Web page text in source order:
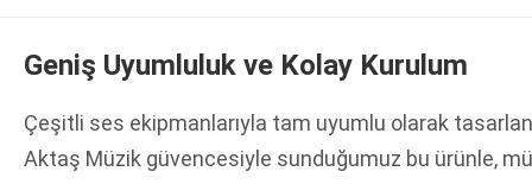
Geniş Uyumluluk ve Kolay Kurulum
Çeşitli ses ekipmanlarıyla tam uyumlu olarak
Aktaş Müzik güvencesiyle sunduğumuz bu ürünle,